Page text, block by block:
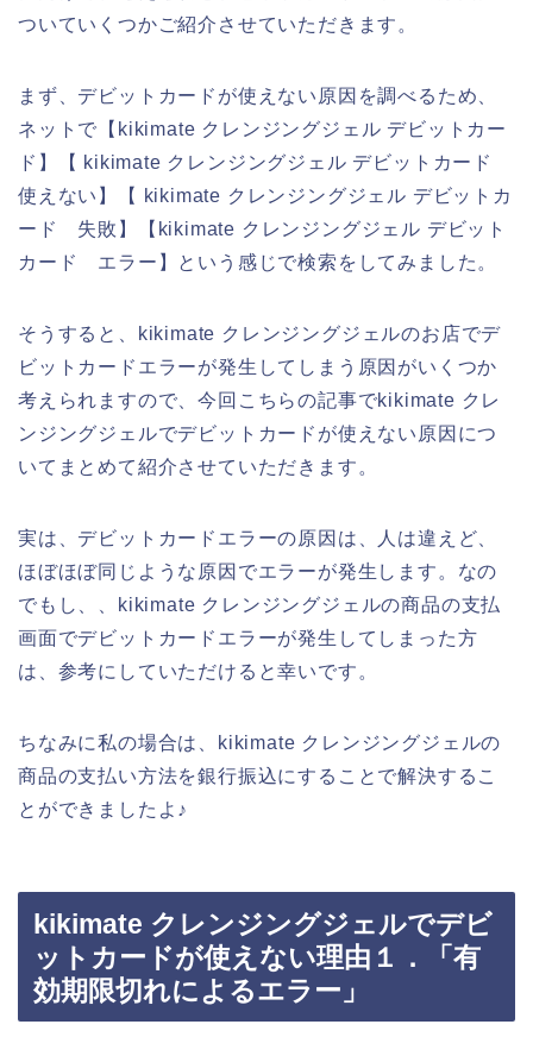
ついていくつかご紹介させていただきます。
まず、デビットカードが使えない原因を調べるため、
ネットで【kikimate クレンジングジェル デビットカー
ド】【 kikimate クレンジングジェル デビットカード
使えない】【 kikimate クレンジングジェル デビットカ
ード 失敗】【kikimate クレンジングジェル デビット
カード エラー】という感じで検索をしてみました。
そうすると、kikimate クレンジングジェルのお店でデ
ビットカードエラーが発生してしまう原因がいくつか
考えられますので、今回こちらの記事でkikimate クレ
ンジングジェルでデビットカードが使えない原因につ
いてまとめて紹介させていただきます。
実は、デビットカードエラーの原因は、人は違えど、
ほぼほぼ同じような原因でエラーが発生します。なの
でもし、、kikimate クレンジングジェルの商品の支払
画面でデビットカードエラーが発生してしまった方
は、参考にしていただけると幸いです。
ちなみに私の場合は、kikimate クレンジングジェルの
商品の支払い方法を銀行振込にすることで解決するこ
とができましたよ♪
kikimate クレンジングジェルでデビ
ットカードが使えない理由１．「有
効期限切れによるエラー」